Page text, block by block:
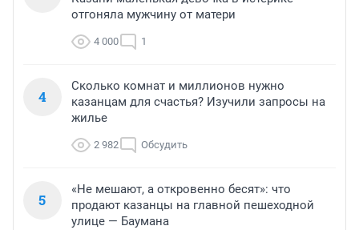
отгоняла мужчину от матери
4 000 1
4
Сколько комнат и миллионов нужно
казанцам для счастья? Изучили запросы на
жилье
2 982 Обсудить
5
«Не мешают, а откровенно бесят»: что
продают казанцы на главной пешеходной
улице — Баумана